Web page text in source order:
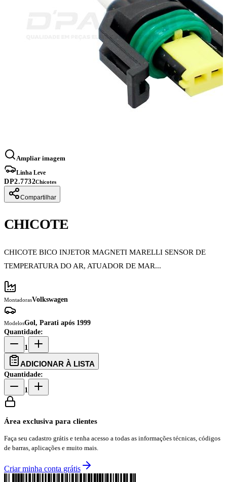
Ampliar imagem
Linha Leve
DP2.7732Chicotes
Compartilhar
CHICOTE
CHICOTE BICO INJETOR MAGNETI MARELLI SENSOR DE
TEMPERATURA DO AR, ATUADOR DE MAR...
MontadorasVolkswagen
ModelosGol, Parati após 1999
Quantidade:
1
ADICIONAR À LISTA
Quantidade:
1
Área exclusiva para clientes
Faça seu cadastro grátis e tenha acesso a todas as informações técnicas, códigos
de barras, aplicações e muito mais.
Criar minha conta grátis